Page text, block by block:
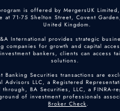
is offered by MergersUK
at 71-75 Shelton Street, Covent
United Kingdom.
International provides strategic
companies for growth and capital
bankers, clients can access
solutions.
Banking Securities transactions are
Advisors LLC, a Registered
BA Securities, LLC, a FINRA-
of investment professionals
Broker Check.